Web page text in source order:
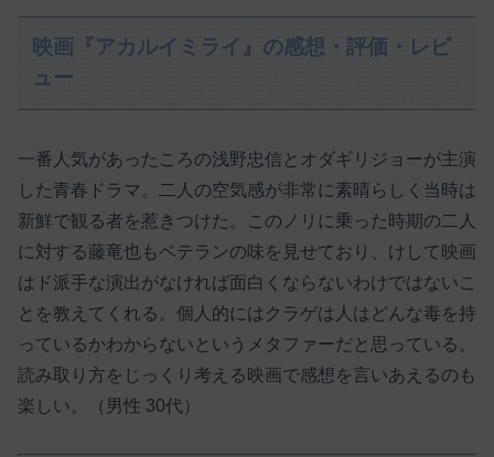
映画『アカルイミライ』の感想・評価・レビ
ュー
一番人気があったころの浅野忠信とオダギリジョーが主演
した青春ドラマ。二人の空気感が非常に素晴らしく当時は
新鮮で観る者を惹きつけた。このノリに乗った時期の二人
に対する藤竜也もベテランの味を見せており、けして映画
はド派手な演出がなければ面白くならないわけではないこ
とを教えてくれる。個人的にはクラゲは人はどんな毒を持
っているかわからないというメタファーだと思っている。
読み取り方をじっくり考える映画で感想を言いあえるのも
楽しい。（男性 30代）